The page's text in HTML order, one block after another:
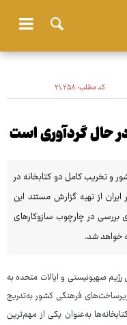
کد مطلب:۲۱٬۲۵۸
حال گردآوری است
به کتابخانه‌های ۱۲ استان کشور و تخریب کامل دو کتابخانه در
از تهیه گزارش مستند این
بررسی در چارچوب سازوکارهای
خواهد شد.
صهیونیستی و ایالات متحده به
فرهنگی کشور به‌تدریج
به‌عنوان یکی از مهم‌ترین